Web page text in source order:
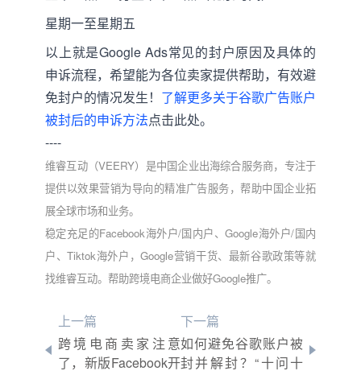
星期一至星期五
以上就是Google Ads常见的封户原因及具体的
申诉流程，希望能为各位卖家提供帮助，有效避
免封户的情况发生！ 了解更多关于谷歌广告账户
被封后的申诉方法点击此处。
----
维睿互动（VEERY）是中国企业出海综合服务商，专注于
提供以效果营销为导向的精准广告服务，帮助中国企业拓
展全球市场和业务。
稳定充足的Facebook海外户/国内户、Google海外户/国内
户、Tiktok海外户，Google营销干货、最新谷歌政策等就
找维睿互动。帮助跨境电商企业做好Google推广。
上一篇
跨境电商卖家注意
了，新版Facebook开
下一篇
如何避免谷歌账户被
封并解封？“十问十